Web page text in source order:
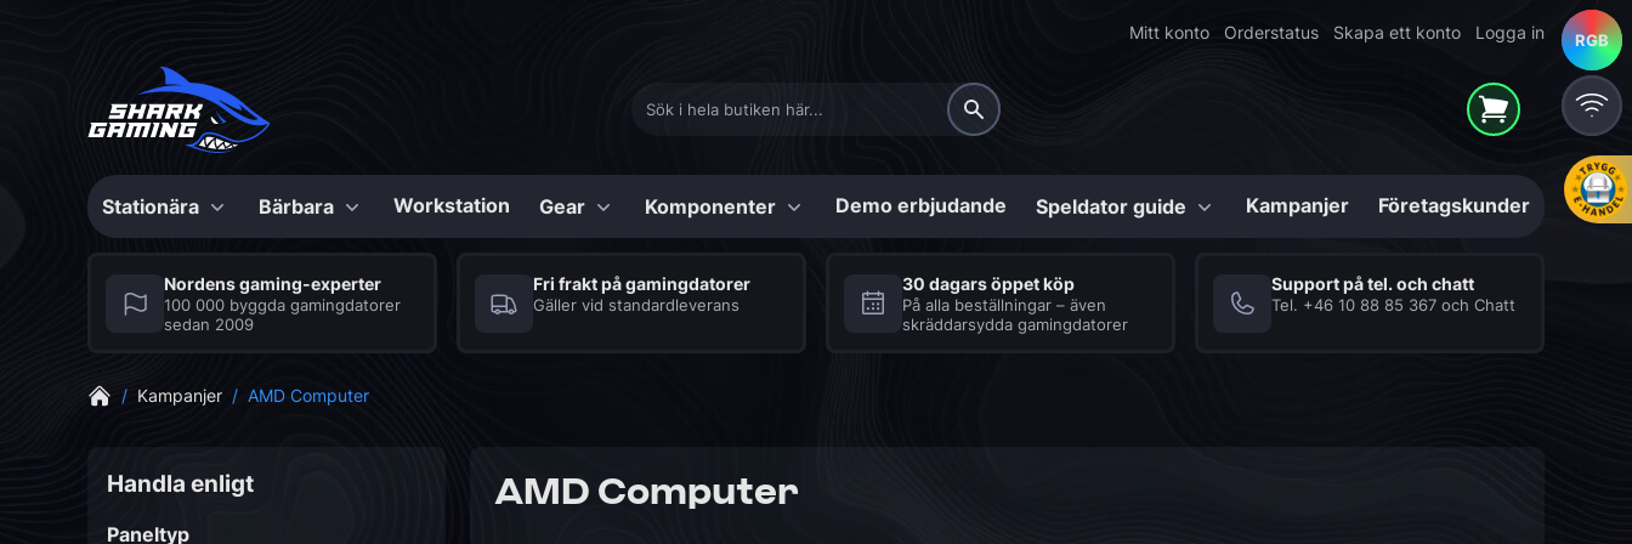
Mitt konto Orderstatus Skapa ett konto Logga in
Stationära
Konfigurerbara
Max Bite
Series
Bästa speldatorer till
Konfigurerbara
Series
Mighty Shark
Bärbara
Konfigurerbar
Shark Gaming
Bärbara datorer
Seriösa spelbärbara
Tillbehör
Bärbara datorer
Workstation Gear Komponenter Demo erbjudande Speldator guide Kampanjer Företagskunder
Nordens gaming-experter
100 000 byggda gamingdatorer
sedan 2009
Fri frakt på gamingdatorer
Gäller vid standardleverans
30 dagars öppet köp
På alla beställningar – även
skräddarsydda gamingdatorer
Support på tel. och chatt
Tel. +46 10 88 85 367 och Chatt
/ Kampanjer / AMD Computer
AMD Computer
RGB
RGB
Handla enligt
Shoppingalternativ
Paneltyp